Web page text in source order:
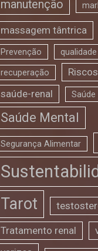
manutenção
massagem tântrica
Prevenção
recuperação Riscos
saúde-renal
Saúde
Saúde Mental
Segurança Alimentar
Tarot
Tratamento renal